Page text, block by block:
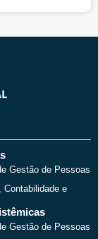
Gestão de Pessoas
Contabilidade e
Gestão de Pessoas